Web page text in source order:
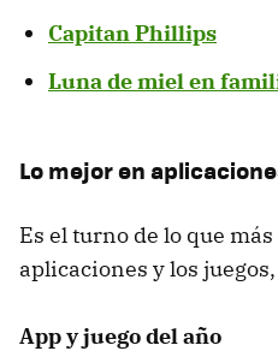
Capitan Phillips
Luna de miel en
Lo mejor en
Es el turno de lo que
aplicaciones y los
App y juego del año